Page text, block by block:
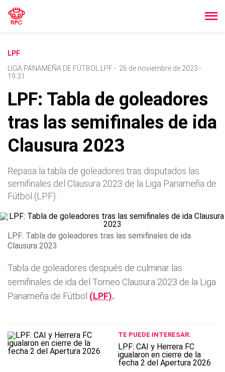
LPF
LIGA PANAMEÑA DE FÚTBOL LPF- 26 de noviembre de 2023 -
19:31
LPF: Tabla de goleadores
tras las semifinales de ida
Clausura 2023
Repasa la tabla de goleadores tras disputados las
semifinales del Clausura 2023 de la Liga Panameña de
Fútbol (LPF).
LPF: Tabla de goleadores tras las semifinales de ida
Clausura 2023
Tabla de goleadores después de culminar las
semifinales de ida del Torneo Clausura 2023 de la Liga
Panameña de Fútbol (LPF).
TE PUEDE INTERESAR:
LPF: CAI y Herrera FC
igualaron en cierre de la
fecha 2 del Apertura 2026